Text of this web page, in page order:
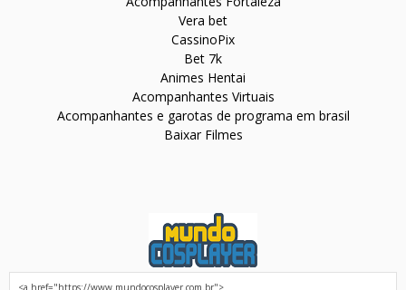
Vera bet
CassinoPix
Bet 7k
Animes Hentai
Acompanhantes Virtuais
Acompanhantes e garotas de programa em brasil
Baixar Filmes